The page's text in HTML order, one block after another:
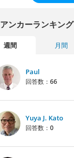
アンカーランキング
週間 月間
Paul
回答数： 66
Yuya J. Kato
回答数： 0